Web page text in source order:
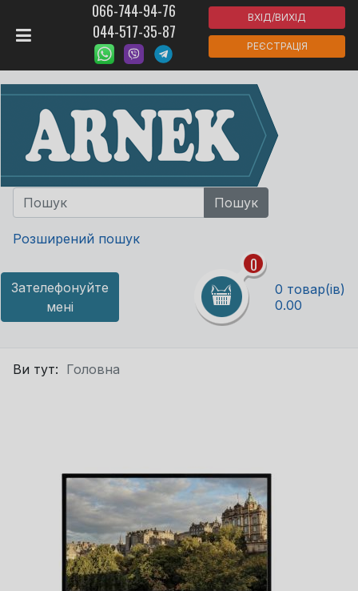
066-744-94-76
044-517-35-87
ВХІД/ВИХІД
РЕЄСТРАЦІЯ
Розширений пошук
Зателефонуйте
мені
0
0 товар(ів)
0.00
Ви тут: Головна